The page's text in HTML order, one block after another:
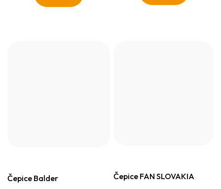
Čepice Balder Čepice FAN SLOVAKIA